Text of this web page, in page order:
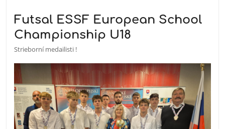
Futsal ESSF European School
Championship U18
Strieborní medailisti !